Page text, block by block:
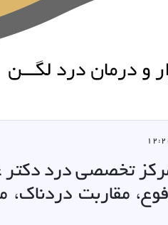
تخصصی درد دکتر
مقاربت